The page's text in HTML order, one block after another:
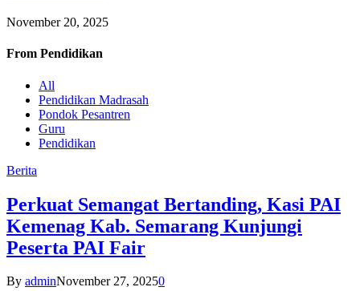
November 20, 2025
From Pendidikan
All
Pendidikan Madrasah
Pondok Pesantren
Guru
Pendidikan
Berita
Perkuat Semangat Bertanding, Kasi PAI
Kemenag Kab. Semarang Kunjungi
Peserta PAI Fair
By adminNovember 27, 20250